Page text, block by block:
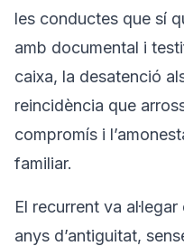
les conductes que sí
amb documental i
caixa, la desatenció
reincidència que
compromís i
familiar.
El recurrent va
anys d’antiguitat,